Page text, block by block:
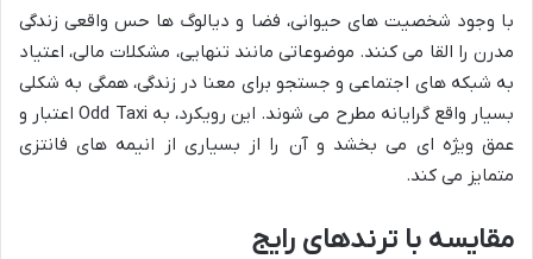
با وجود شخصیت های حیوانی، فضا و دیالوگ ها حس واقعی زندگی
مدرن را القا می کنند. موضوعاتی مانند تنهایی، مشکلات مالی، اعتیاد
به شبکه های اجتماعی و جستجو برای معنا در زندگی، همگی به شکلی
بسیار واقع گرایانه مطرح می شوند. این رویکرد، به Odd Taxi اعتبار و
عمق ویژه ای می بخشد و آن را از بسیاری از انیمه های فانتزی
متمایز می کند.
مقایسه با ترندهای رایج